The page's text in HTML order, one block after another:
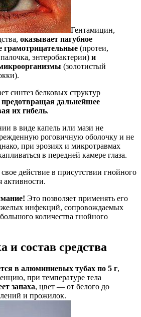
Гентамицин,
оказывает пагубное
грамотрицательные (протеи,
энтеробактерии) и
(золотистый
синтез белковых структур
предотвращая дальнейшее
их гибель.
в виде капель или мази не
роговичную оболочку и не
при эрозиях и микротравмах
в передней камере глаза.
действие в присутствии гнойного
активности.
Это позволяет применять его
инфекций, сопровождаемых
количества гнойного
состав средства
в алюминиевых тубах по 5 г,
при температуре тела
запаха, цвет — от белого до
и прожилок.